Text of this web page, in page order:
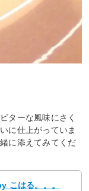
ターな風味にさく
に仕上がっていま
に添えてみてくだ
こはる。。。